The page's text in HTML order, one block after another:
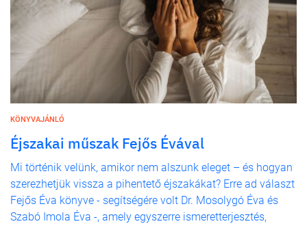
KÖNYVAJÁNLÓ
Éjszakai műszak Fejős Évával
Mi történik velünk, amikor nem alszunk eleget – és hogyan
szerezhetjük vissza a pihentető éjszakákat? Erre ad választ
Fejős Éva könyve - segítségére volt Dr. Mosolygó Éva és
Szabó Imola Éva -, amely egyszerre ismeretterjesztés,